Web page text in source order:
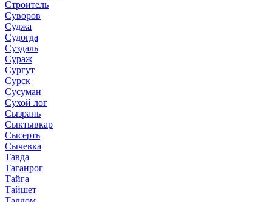
Строитель
Суворов
Суджа
Судогда
Суздаль
Сураж
Сургут
Сурск
Сусуман
Сухой лог
Сызрань
Сыктывкар
Сысерть
Сычевка
Тавда
Таганрог
Тайга
Тайшет